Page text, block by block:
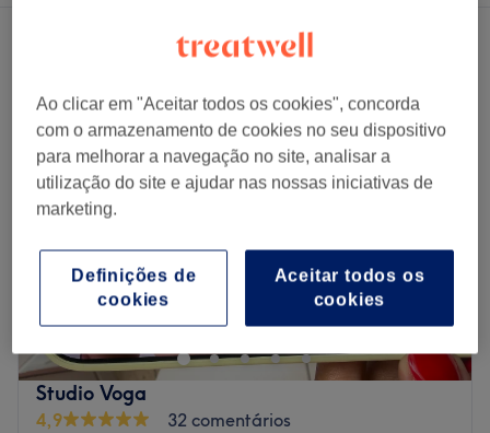
tratamentos de unhas perto Faro, Distrito de Faro
Studio Voga
4,9
32 comentários
Ao clicar em "Aceitar todos os cookies", concorda
com o armazenamento de cookies no seu dispositivo
para melhorar a navegação no site, analisar a
utilização do site e ajudar nas nossas iniciativas de
marketing.
Aceitar todos os
cookies
Definições de
cookies